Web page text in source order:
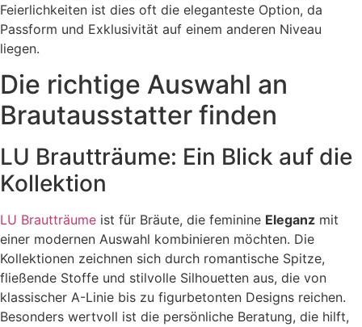
Feierlichkeiten ist dies oft die eleganteste Option, da
Passform und Exklusivität auf einem anderen Niveau
liegen.
Die richtige Auswahl an
Brautausstatter finden
LU Brautträume: Ein Blick auf die
Kollektion
LU Brautträume ist für Bräute, die feminine Eleganz mit
einer modernen Auswahl kombinieren möchten. Die
Kollektionen zeichnen sich durch romantische Spitze,
fließende Stoffe und stilvolle Silhouetten aus, die von
klassischer A-Linie bis zu figurbetonten Designs reichen.
Besonders wertvoll ist die persönliche Beratung, die hilft,